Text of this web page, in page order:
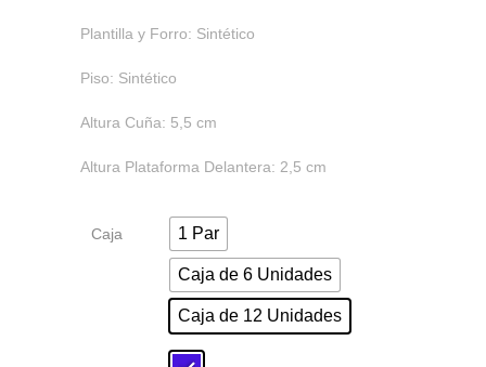
Plantilla y Forro: Sintético
Piso: Sintético
Altura Cuña: 5,5 cm
Altura Plataforma Delantera: 2,5 cm
Caja 1 Par
Caja de 6 Unidades
Caja de 12 Unidades